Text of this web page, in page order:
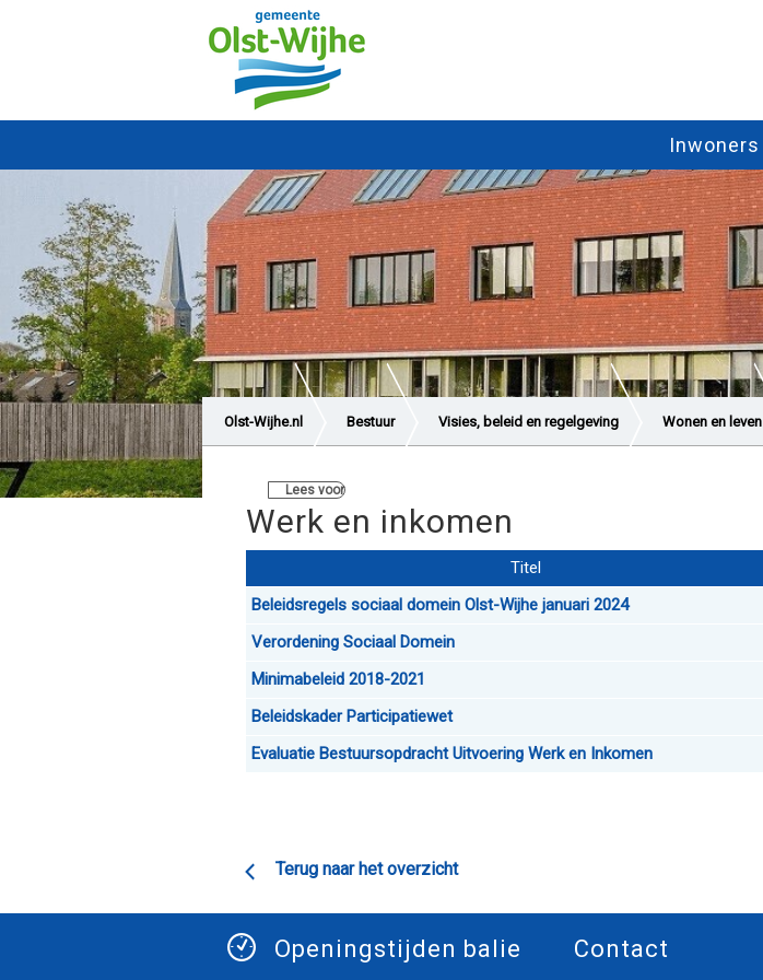
Inwoners
Olst-Wijhe.nl Bestuur Visies, beleid en regelgeving Wonen en leven
Lees voor
Werk en inkomen
Titel
Beleidsregels sociaal domein Olst-Wijhe januari 2024
Verordening Sociaal Domein
Minimabeleid 2018-2021
Beleidskader Participatiewet
Evaluatie Bestuursopdracht Uitvoering Werk en Inkomen
Terug naar het overzicht
Openingstijden balie Contact